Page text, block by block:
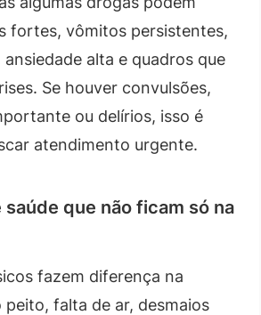
fortes, vômitos persistentes,
alta e quadros que
Se houver convulsões,
ou delírios, isso é
atendimento urgente.
saúde que não ficam só na
fazem diferença na
peito, falta de ar, desmaios